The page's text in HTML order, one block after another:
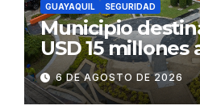
GUAYAQUIL SEGURIDAD
Municipio
USD 15 millones
SEGURA EP
seguridad
6 DE AGOSTO DE 2026